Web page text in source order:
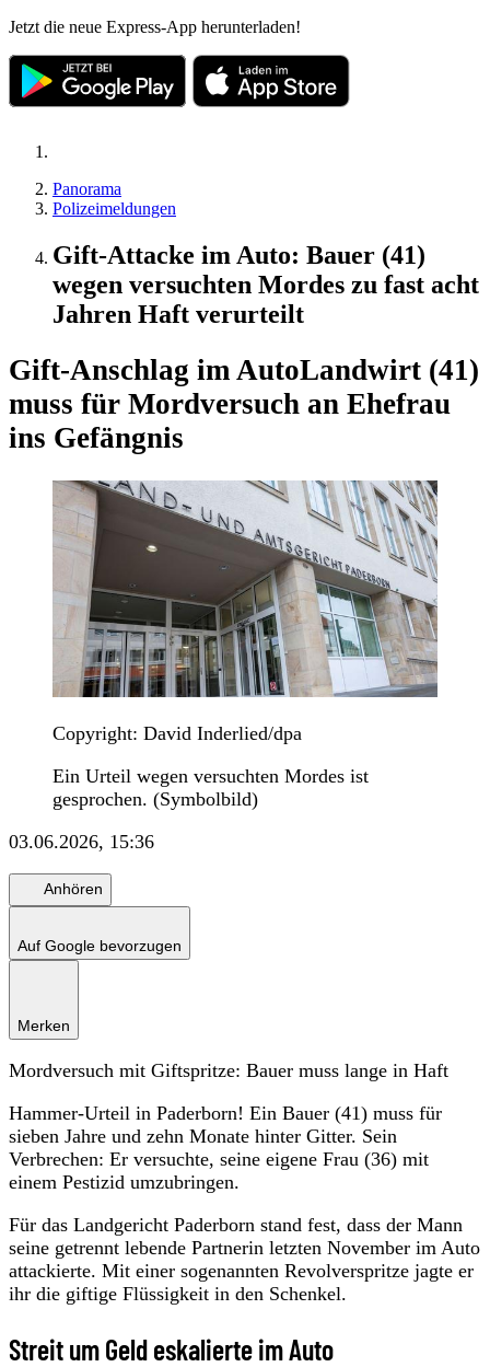
Jetzt die neue Express-App herunterladen!
Panorama
Polizeimeldungen
Gift-Attacke im Auto: Bauer (41)
wegen versuchten Mordes zu fast acht
Jahren Haft verurteilt
Gift-Anschlag im AutoLandwirt (41)
muss für Mordversuch an Ehefrau
ins Gefängnis
Copyright: David Inderlied/dpa
Ein Urteil wegen versuchten Mordes ist
gesprochen. (Symbolbild)
03.06.2026, 15:36
Anhören
Auf Google bevorzugen
Merken
Mordversuch mit Giftspritze: Bauer muss lange in Haft
Hammer-Urteil in Paderborn! Ein Bauer (41) muss für
sieben Jahre und zehn Monate hinter Gitter. Sein
Verbrechen: Er versuchte, seine eigene Frau (36) mit
einem Pestizid umzubringen.
Für das Landgericht Paderborn stand fest, dass der Mann
seine getrennt lebende Partnerin letzten November im Auto
attackierte. Mit einer sogenannten Revolverspritze jagte er
ihr die giftige Flüssigkeit in den Schenkel.
Streit um Geld eskalierte im Auto